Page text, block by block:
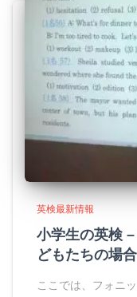
英検最新情報
小学生の英検
どもたちの場合
ここでは、フォニ